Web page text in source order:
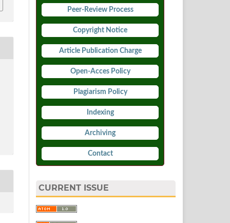
Peer-Review Process
Copyright Notice
Article Publication Charge
Open-Acces Policy
Plagiarism Policy
Indexing
Archiving
Contact
CURRENT ISSUE